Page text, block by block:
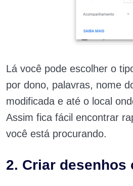
Lá você pode escolher o
por dono, palavras, nome
modificada e até o local
Assim fica fácil encontrar
você está procurando.
2. Criar desenhos